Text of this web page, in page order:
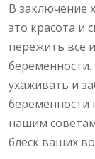
В заключение
это красота и
пережить все
ухаживать и
беременности
нашим
блеск ваших